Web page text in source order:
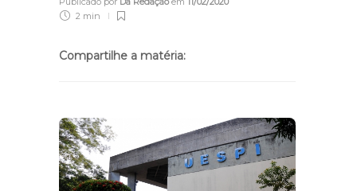
2 min
Compartilhe a matéria: